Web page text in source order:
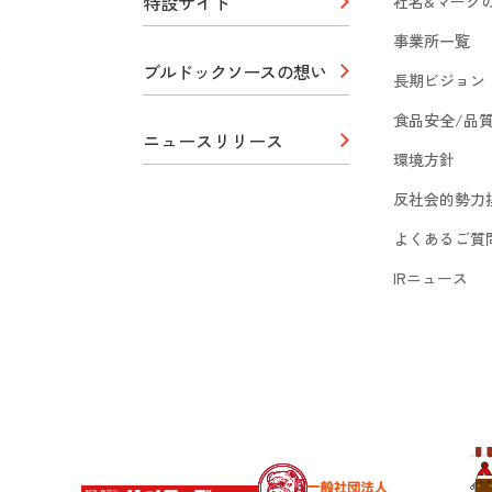
ブルドックソースの想い
ニュースリリース
事業所一覧
長期ビジョン
食品安全/品
環境方針
反社会的勢力
よくあるご質
IRニュース